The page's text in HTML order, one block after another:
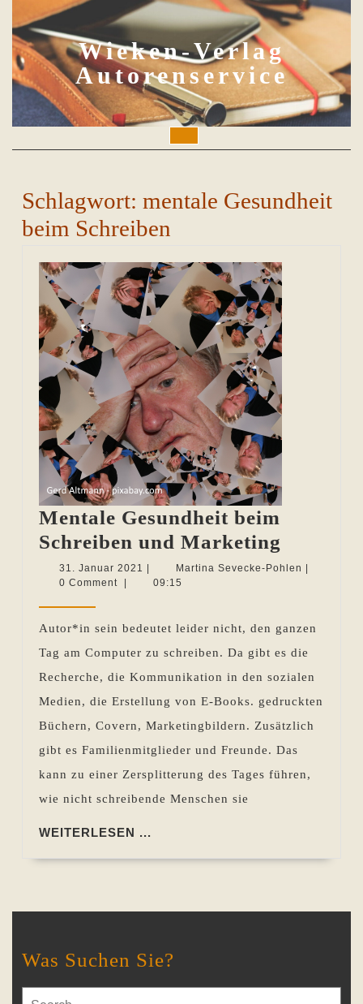
to
content
Wieken-Verlag
Autorenservice
Button
Schlagwort: mentale Gesundheit
beim Schreiben
Mentale Gesundheit beim
Schreiben und Marketing
und
31. Januar 2021 31.
Januar
Martina Sevecke-Pohlen Martina
0 Comment
09:15
Autor*in sein bedeutet leider nicht, den ganzen
Tag am Computer zu schreiben. Da gibt es die
Recherche, die Kommunikation in den sozialen
Medien, die Erstellung von E-Books. gedruckten
Büchern, Covern, Marketingbildern. Zusätzlich
gibt es Familienmitglieder und Freunde. Das
kann zu einer Zersplitterung des Tages führen,
wie nicht schreibende Menschen sie
WEITERLESEN ...
Was Suchen Sie?